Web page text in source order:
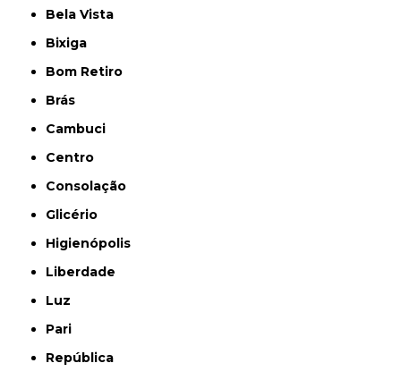
Bela Vista
Bixiga
Bom Retiro
Brás
Cambuci
Centro
Consolação
Glicério
Higienópolis
Liberdade
Luz
Pari
República